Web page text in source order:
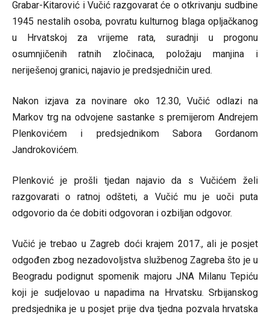
Grabar-Kitarović i Vučić razgovarat će o otkrivanju sudbine
1945 nestalih osoba, povratu kulturnog blaga opljačkanog
u Hrvatskoj za vrijeme rata, suradnji u progonu
osumnjičenih ratnih zločinaca, položaju manjina i
neriješenoj granici, najavio je predsjedničin ured.
Nakon izjava za novinare oko 12.30, Vučić odlazi na
Markov trg na odvojene sastanke s premijerom Andrejem
Plenkovićem i predsjednikom Sabora Gordanom
Jandrokovićem.
Plenković je prošli tjedan najavio da s Vučićem želi
razgovarati o ratnoj odšteti, a Vučić mu je uoči puta
odgovorio da će dobiti odgovoran i ozbiljan odgovor.
Vučić je trebao u Zagreb doći krajem 2017., ali je posjet
odgođen zbog nezadovoljstva službenog Zagreba što je u
Beogradu podignut spomenik majoru JNA Milanu Tepiću
koji je sudjelovao u napadima na Hrvatsku. Srbijanskog
predsjednika je u posjet prije dva tjedna pozvala hrvatska